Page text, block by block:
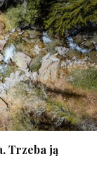
Trzeba ją